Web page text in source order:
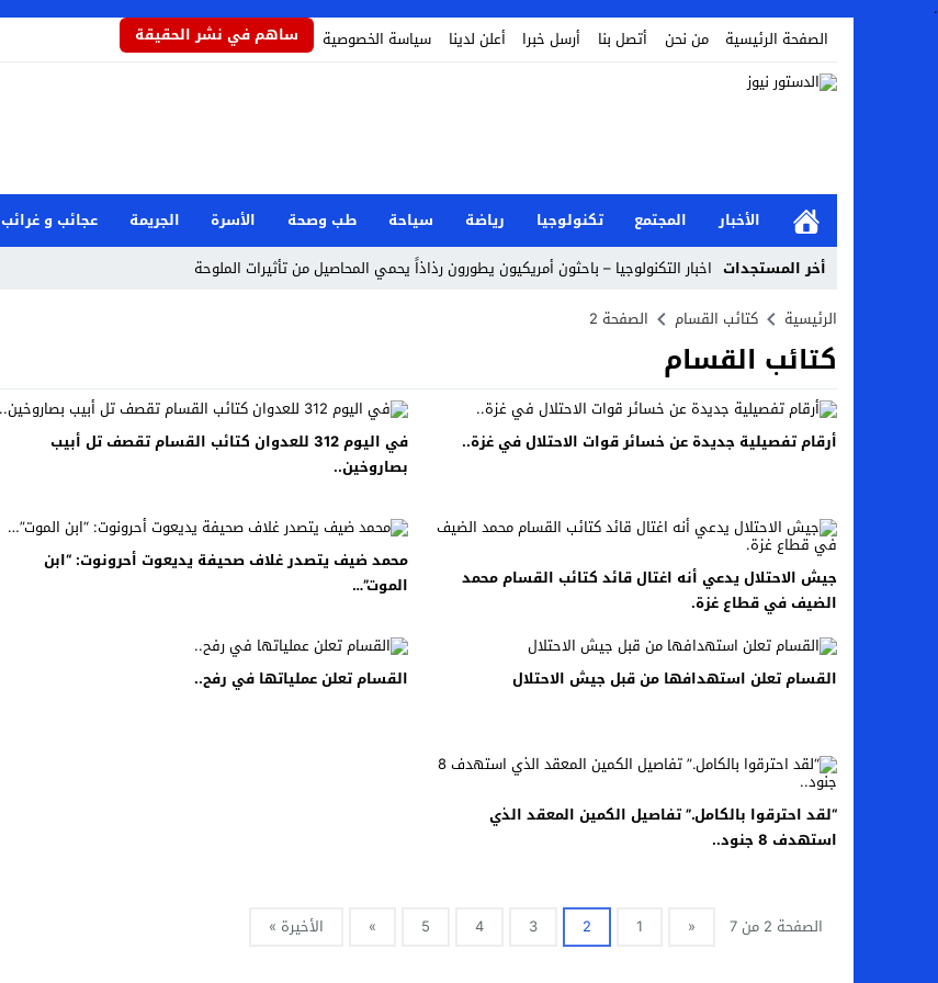
.
الصفحة الرئيسية
من نحن أتصل بنا أرسل خبرا أعلن لدينا سياسة الخصوصية ساهم في نشر الحقيقة
الأخبار المجتمع تكنولوجيا رياضة سياحة طب وصحة الأسرة الجريمة عجائب و غرائب
أخر المستجدات اخبار التكنولوجيا – باحثون أمريكيون يطورون رذاذاً يحمي المحاصيل من تأثيرات الملوحة
أخبار الفن – ب الفن – إسعاد يونس: عادل إمام رفض دور البطولة في بكيزة وزغلول
اراء و اقلام الدستور – بعد ست سنوات من انفجار مرفأ بيروت: هل العدالة قريبة؟
مال و اعمال – تراجع السندات الخليجية والمصرية بعد حادثة دمياط
اخبار العرب – الكويت: وفاة عامل نتيجة عدوان إيراني استهدف شركة صينية
عالم الجريمة – بالصور: إسبانيا تلغي حالة الطوارئ الوطنية
اخبار الرياضة – اليويفا يعقد اجتماعا طارئا لبحث خطة الفيفا لبيع حصة في كيان تجاري جديد
عالم الجريمة – ب الأمن والقضاء – في الصورة: إحباط عمليتين لتهريب مادة الكبتاجون إلى الخليج
عالم الجريمة – قُتل أربعة مهاجرين غير شرعيين أثناء محاولتهم عبور القناة الإنجليزية باتجاه بريطانيا
مال و اعمال – انكماش الاقتصاد السعودي للمرة الأولى منذ عامين ونصف
الرئيسية كتائب القسام الصفحة 2
كتائب القسام
أرقام تفصيلية جديدة عن خسائر قوات الاحتلال في غزة..
في اليوم 312 للعدوان كتائب القسام تقصف تل أبيب
بصاروخين..
جيش الاحتلال يدعي أنه اغتال قائد كتائب القسام محمد
الضيف في قطاع غزة.
محمد ضيف يتصدر غلاف صحيفة يديعوت أحرونوت: “ابن
الموت”…
القسام تعلن استهدافها من قبل جيش الاحتلال القسام تعلن عملياتها في رفح..
“لقد احترقوا بالكامل.” تفاصيل الكمين المعقد الذي
استهدف 8 جنود..
الصفحة 2 من 7 «
1
2
3
4
5
» الأخيرة »